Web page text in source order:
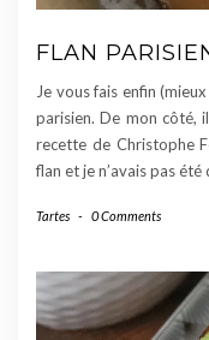
FLAN
Je vous fais enfin
parisien. De mon côté,
recette de Christophe
flan et je n’avais pas été
Tartes - 0 Comments